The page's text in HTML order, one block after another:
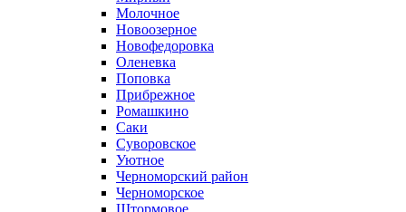
Молочное
Новоозерное
Новофедоровка
Оленевка
Поповка
Прибрежное
Ромашкино
Саки
Суворовское
Уютное
Черноморский район
Черноморское
Штормовое